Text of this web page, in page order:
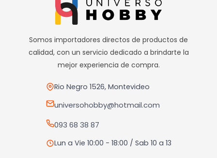
Somos importadores directos de productos de
calidad, con un servicio dedicado a brindarte la
mejor experiencia de compra.
Rio Negro 1526, Montevideo
universohobby@hotmail.com
093 68 38 87
Lun a Vie 10:00 - 18:00 / Sab 10 a 13